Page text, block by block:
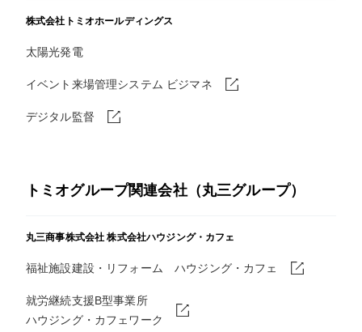
株式会社トミオホールディングス
太陽光発電
イベント来場管理システム ビジマネ
デジタル監督
トミオグループ関連会社（丸三グループ）
丸三商事株式会社 株式会社ハウジング・カフェ
福祉施設建設・リフォーム ハウジング・カフェ
就労継続支援B型事業所
ハウジング・カフェワーク